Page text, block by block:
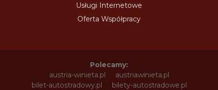
Usługi Internetowe
Oferta Współpracy
Polecamy:
austria-winieta.pl
austriawinieta.pl
bilet-autostradowy.pl
bilety-autostradowe.pl